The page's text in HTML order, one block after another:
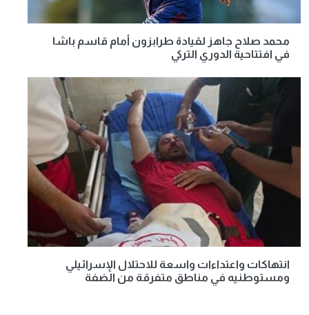
محمد صلاح جاهز لقيادة طرابزون أمام قاسم باشا
في افتتاحية الدوري التركي
انتهاكات واعتداءات واسعة للاحتلال الإسرائيلي
ومستوطنيه في مناطق متفرقة من الضفة